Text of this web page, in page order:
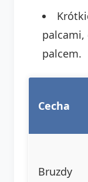
palcami,
palcem.
Cecha
Bruzdy